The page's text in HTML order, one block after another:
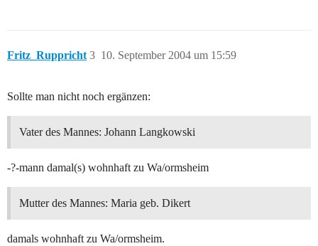
Fritz_Ruppricht 10. September 2004 um 15:59
3
Sollte man nicht noch ergänzen:
Vater des Mannes: Johann Langkowski
-?-mann damal(s) wohnhaft zu Wa/ormsheim
Mutter des Mannes: Maria geb. Dikert
damals wohnhaft zu Wa/ormsheim.